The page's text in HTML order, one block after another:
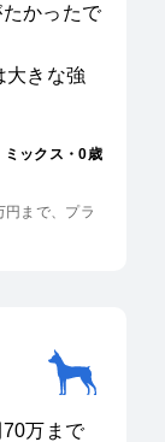
かったで
大きな強
ミックス・0歳
まで、プラ
万まで